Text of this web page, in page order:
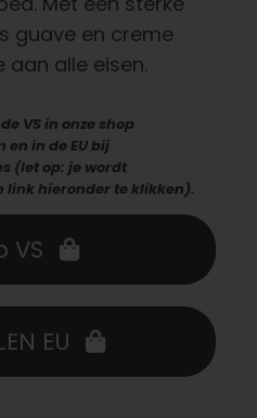
guave en creme
alle eisen.
VS in onze shop
in de EU bij
(let op: je wordt
link hieronder te klikken).
VS
EU